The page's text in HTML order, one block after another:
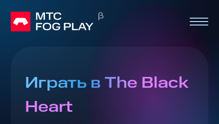
Играть в The Black
Heart